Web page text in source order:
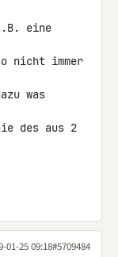
eine
nicht immer
was
des aus 2
01-25 09:18#5709484